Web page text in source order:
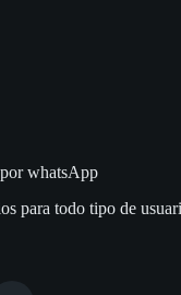
whatsApp
para todo tipo de